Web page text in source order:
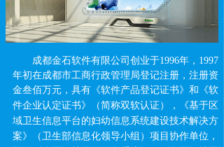
成都金石软件有限公司创业于1996年，1997
年初在成都市工商行政管理局登记注册，注册资
金叁佰万元， 具有《软件产品登记证书》和《软
件企业认定证书》（简称双软认证），《基于区
域卫生信息平台的妇幼信息系统建设技术解决方
案》（卫生部信息化领导小组）项目协作单位，